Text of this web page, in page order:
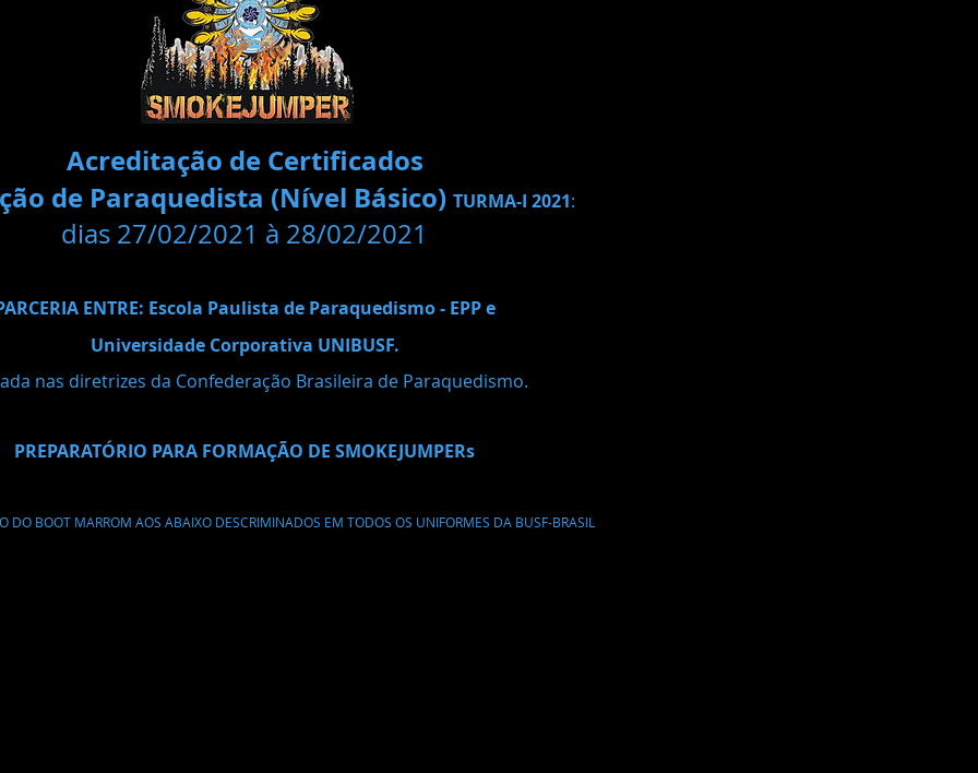
Acreditação de Certificados
de Paraquedista (Nível Básico) TURMA-I 2021:
dias 27/02/2021 à 28/02/2021
ENTRE: Escola Paulista de Paraquedismo - EPP e
Universidade Corporativa UNIBUSF.
nas diretrizes da Confederação Brasileira de Paraquedismo.
PREPARATÓRIO PARA FORMAÇÃO DE SMOKEJUMPERs
DO BOOT MARROM AOS ABAIXO DESCRIMINADOS EM TODOS OS UNIFORMES DA BUSF-BRASIL